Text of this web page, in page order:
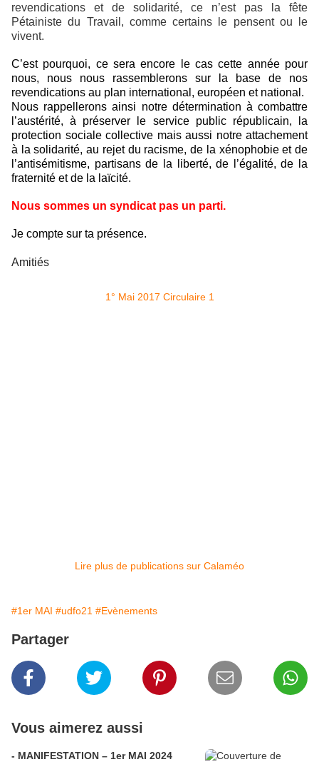
revendications et de solidarité, ce n’est pas la fête
Pétainiste du Travail, comme certains le pensent ou le
vivent.
C’est pourquoi, ce sera encore le cas cette année pour
nous, nous nous rassemblerons sur la base de nos
revendications au plan international, européen et national.
Nous rappellerons ainsi notre détermination à combattre
l’austérité, à préserver le service public républicain, la
protection sociale collective mais aussi notre attachement
à la solidarité, au rejet du racisme, de la xénophobie et de
l’antisémitisme, partisans de la liberté, de l’égalité, de la
fraternité et de la laïcité.
Nous sommes un syndicat pas un parti.
Je compte sur ta présence.
Amitiés
1° Mai 2017 Circulaire 1
Lire plus de publications sur Calaméo
#1er MAI #udfo21 #Evènements
Partager
Vous aimerez aussi
- MANIFESTATION – 1er MAI 2024